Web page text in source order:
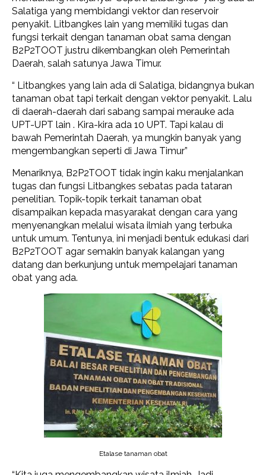
Salatiga yang membidangi vektor dan reservoir
penyakit. Litbangkes lain yang memiliki tugas dan
fungsi terkait dengan tanaman obat sama dengan
B2P2TOOT justru dikembangkan oleh Pemerintah
Daerah, salah satunya Jawa Timur.
“ Litbangkes yang lain ada di Salatiga, bidangnya bukan
tanaman obat tapi terkait dengan vektor penyakit. Lalu
di daerah-daerah dari sabang sampai merauke ada
UPT-UPT lain . Kira-kira ada 10 UPT. Tapi kalau di
bawah Pemerintah Daerah, ya mungkin banyak yang
mengembangkan seperti di Jawa Timur”
Menariknya, B2P2TOOT tidak ingin kaku menjalankan
tugas dan fungsi Litbangkes sebatas pada tataran
penelitian. Topik-topik terkait tanaman obat
disampaikan kepada masyarakat dengan cara yang
menyenangkan melalui wisata ilmiah yang terbuka
untuk umum. Tentunya, ini menjadi bentuk edukasi dari
B2P2TOOT agar semakin banyak kalangan yang
datang dan berkunjung untuk mempelajari tanaman
obat yang ada.
Etalase tanaman obat